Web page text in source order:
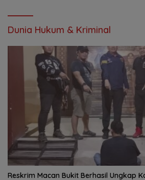
Dunia Hukum & Kriminal
Reskrim Macan Bukit Berhasil Ungkap